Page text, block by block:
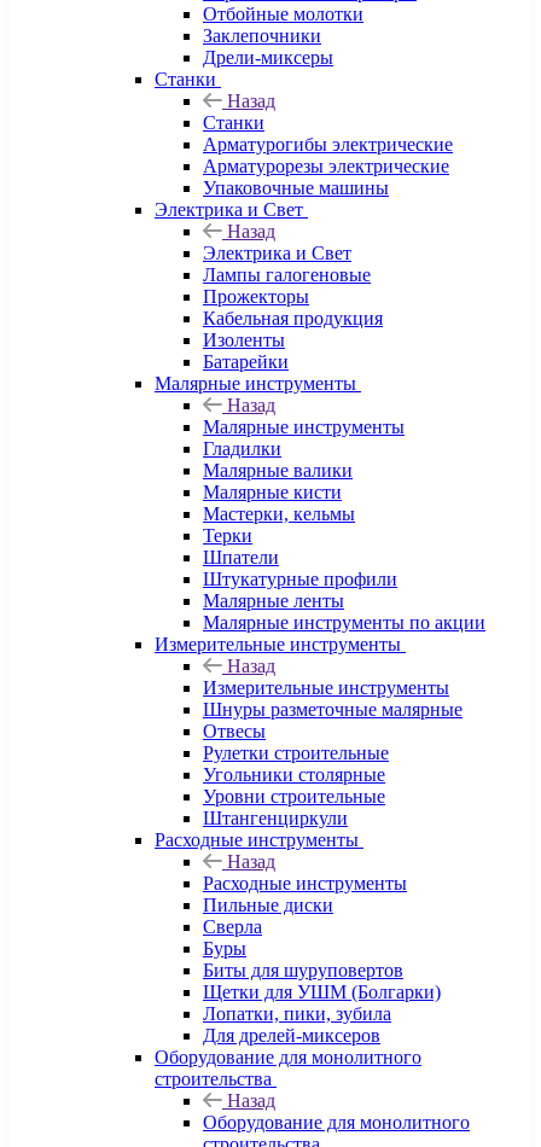
Отбойные молотки
Заклепочники
Дрели-миксеры
Станки
Назад
Станки
Арматурогибы электрические
Арматурорезы электрические
Упаковочные машины
Электрика и Свет
Назад
Электрика и Свет
Лампы галогеновые
Прожекторы
Кабельная продукция
Изоленты
Батарейки
Малярные инструменты
Назад
Малярные инструменты
Гладилки
Малярные валики
Малярные кисти
Мастерки, кельмы
Терки
Шпатели
Штукатурные профили
Малярные ленты
Малярные инструменты по акции
Измерительные инструменты
Назад
Измерительные инструменты
Шнуры разметочные малярные
Отвесы
Рулетки строительные
Угольники столярные
Уровни строительные
Штангенциркули
Расходные инструменты
Назад
Расходные инструменты
Пильные диски
Сверла
Буры
Биты для шуруповертов
Щетки для УШМ (Болгарки)
Лопатки, пики, зубила
Для дрелей-миксеров
Оборудование для монолитного
строительства
Назад
Оборудование для монолитного